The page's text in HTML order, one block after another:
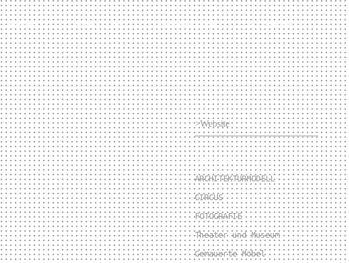
Kontakt aktuelles Datenschutz Disclaimer
>Website
Fachgebiete:
ARCHITEKTURMODELL
CIRCUS
FOTOGRAFIE
Theater und Museum
Gemauerte Möbel